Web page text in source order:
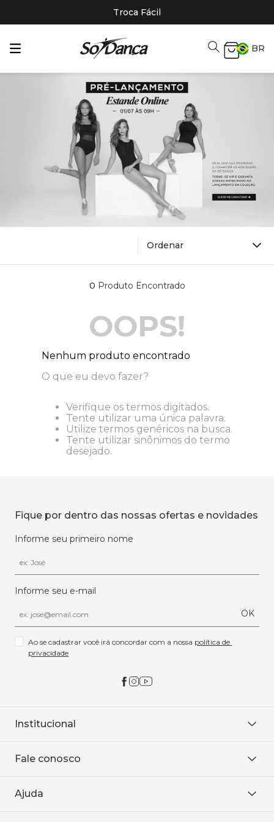
Troca Fácil
BR
0 Produto Encontrado
OOPS!
Nenhum produto encontrado
O que eu devo fazer?
Verifique os termos digitados.
Tente utilizar uma única palavra.
Utilize termos genéricos na busca.
Tente utilizar sinônimos do termo
desejado.
Fique por dentro das nossas ofertas e novidades
Informe seu primeiro nome
Informe seu e-mail
OK
Ao se cadastrar você irá concordar com a nossa política de
privacidade
Institucional
Onde encontrar
Baixe o APP
Fale conosco
WhatsApp
Ajuda